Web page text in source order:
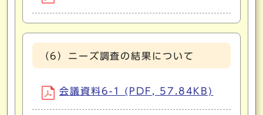
（6）ニーズ調査の結果について
会議資料6-1 (PDF, 57.84KB)